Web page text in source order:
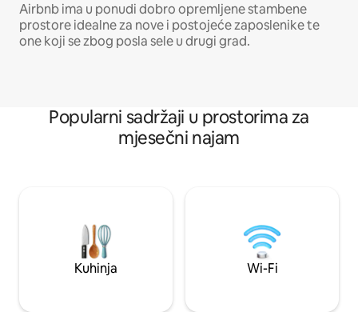
Airbnb ima u ponudi dobro opremljene stambene
prostore idealne za nove i postojeće zaposlenike te
one koji se zbog posla sele u drugi grad.
Popularni sadržaji u prostorima za
mjesečni najam
Kuhinja Wi-Fi